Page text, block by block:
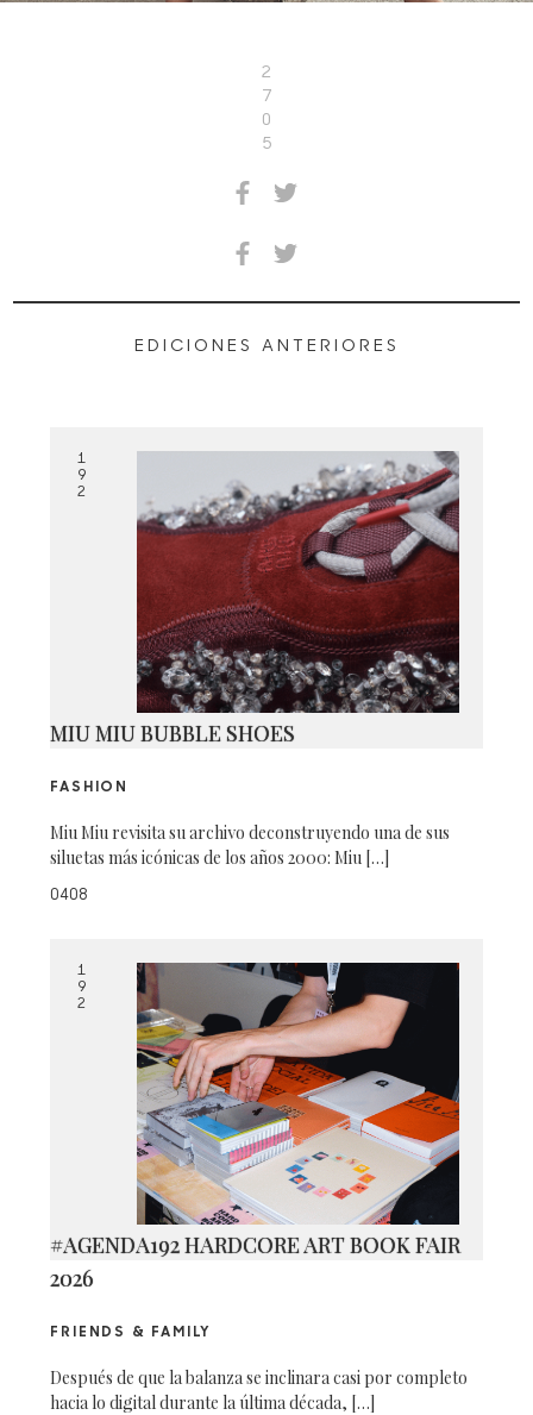
2
7
0
5
EDICIONES ANTERIORES
1
9
2
MIU MIU BUBBLE SHOES
FASHION
Miu Miu revisita su archivo deconstruyendo una de sus
siluetas más icónicas de los años 2000: Miu […]
0408
1
9
2
#AGENDA192 HARDCORE ART BOOK FAIR
2026
FRIENDS & FAMILY
Después de que la balanza se inclinara casi por completo
hacia lo digital durante la última década, […]